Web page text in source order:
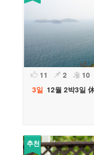
11 2 10
3일 12월 2박3일
추천